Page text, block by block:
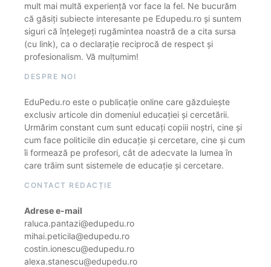
mult mai multă experiență vor face la fel. Ne bucurăm
că găsiți subiecte interesante pe Edupedu.ro și suntem
siguri că înțelegeți rugămintea noastră de a cita sursa
(cu link), ca o declarație reciprocă de respect și
profesionalism. Vă mulțumim!
DESPRE NOI
EduPedu.ro este o publicație online care găzduiește
exclusiv articole din domeniul educației și cercetării.
Urmărim constant cum sunt educați copiii noștri, cine și
cum face politicile din educație și cercetare, cine și cum
îi formează pe profesori, cât de adecvate la lumea în
care trăim sunt sistemele de educație și cercetare.
CONTACT REDACȚIE
Adrese e-mail
raluca.pantazi@edupedu.ro
mihai.peticila@edupedu.ro
costin.ionescu@edupedu.ro
alexa.stanescu@edupedu.ro